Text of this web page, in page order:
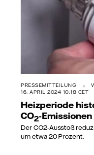
PRESSEMITTEILUNG
16. APRIL 2024 10:18 CET
Heizperiode
CO2-
Der CO2-Ausstoß
um etwa 20 Prozent.